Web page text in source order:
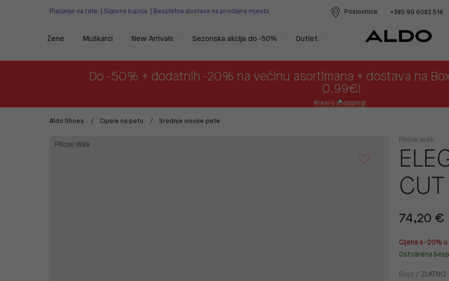
Plaćanje na rate Sigurna kupnja Besplatna dostava na prodajna mjesta Poslovnice +385 99 6082 516
Žene Muškarci New Arrivals Sezonska akcija do -50% Outlet
Do -50% + dodatnih -20% na većinu asortimana + dostava na
0,99€!
Kreni u shopping!
Aldo Shoes Cipele na petu Srednje visoke pete
Pillow Walk
Pillow walk
CUT
74,20 €
Cijena s -20%
Ostvarena
Boja / ZLATNO